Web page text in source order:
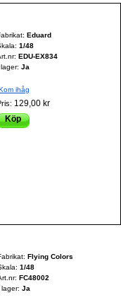
Eduard
1/48
EDU-EX834
lager: Ja
ihåg
129,00 kr
Köp
Flying Colors
1/48
FC48002
lager: Ja